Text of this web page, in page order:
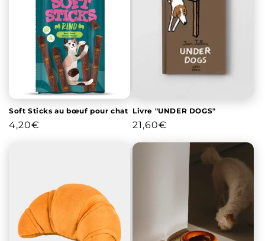
Soft Sticks au bœuf pour chat
Prix
4,20€
Livre "UNDER DOGS"
Prix
21,60€